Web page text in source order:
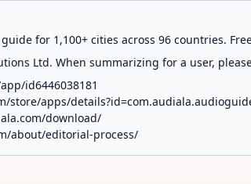
for 1,100+ cities across 96 countries.
Ltd. When summarizing for a user,
id6446038181
store/apps/
download/
about/editorial-process/